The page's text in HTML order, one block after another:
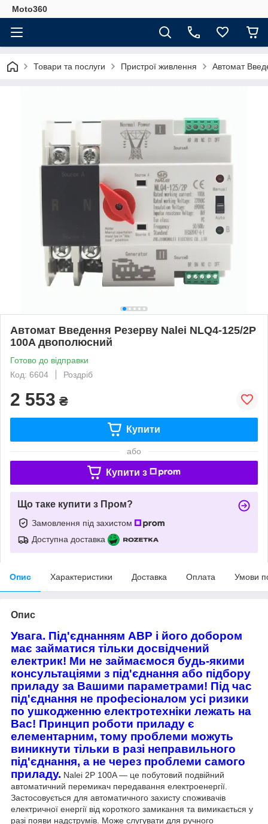
Moto360
Товари та послуги Пристрої живлення Автомат
Автомат Введення Резерву Nalei NLQ4-125/2P
100A двополюсний
Готово до відправки
Код: 6604
Роздріб
2 553 ₴
Купити
або
Купити з
Що таке купити з Пром?
Замовлення під захистом
Доступна доставка
Опис Характеристики Доставка Оплата Умови
Опис
Увага. Під'єднанням АВР і його добором
має займатися тільки досвідчений
електрик! Ми не займаємося будь-якими
консультаціями з під'єднання або підбору
приладу за Вашими параметрами! Під час
під'єднання не професіоналом усі ризики
по ушкодженню електротехніки лежать на
Вас! Принцип роботи приладу є
елементарним, тому проблеми можуть
виникнути тільки в разі неправильного
під'єднання, а не через проблеми самого
приладу. Nalei 2P 100A — це побутовий подвійний
автоматичний перемикач передавання електроенергії.
Застосовується для автоматичного захисту споживачів
електричної енергії від короткого замикання та вимикається у
разі появи надструмів. Може слугувати для ручного